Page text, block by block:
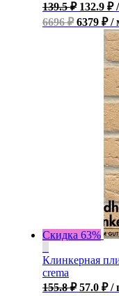
139.5₽ 132.9 ₽
6696 ₽6379 ₽ /
Скидка 63%
Клинкерная
crema
155.8₽ 57.0 ₽ /